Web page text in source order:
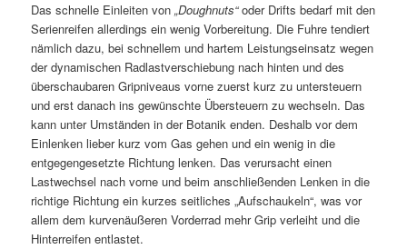
Das schnelle Einleiten von„Doughnuts“oder Drifts bedarf mit den
Serienreifen allerdings ein wenig Vorbereitung. Die Fuhre tendiert
nämlich dazu, bei schnellem und hartem Leistungseinsatz wegen
der dynamischen Radlastverschiebung nach hinten und des
überschaubaren Gripniveaus vorne zuerst kurz zu untersteuern
und erst danach ins gewünschte Übersteuern zu wechseln. Das
kann unter Umständen in der Botanik enden. Deshalb vor dem
Einlenken lieber kurz vom Gas gehen und ein wenig in die
entgegengesetzte Richtung lenken. Das verursacht einen
Lastwechsel nach vorne und beim anschließenden Lenken in die
richtige Richtung ein kurzes seitliches „Aufschaukeln“, was vor
allem dem kurvenäußeren Vorderrad mehr Grip verleiht und die
Hinterreifen entlastet.